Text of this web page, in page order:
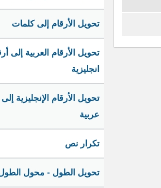
تحويل الأرقام إلى كلمات
تحويل الأرقام العربية إلى
انجليزية
تحويل الأرقام الإنجليزية
عربية
تكرار نص
تحويل الطول - محول